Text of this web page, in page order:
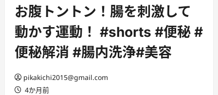
お腹トントン！腸を刺激して
動かす運動！ #shorts #便秘 #
便秘解消 #腸内洗浄#美容
pikakichi2015@gmail.com
4か月前